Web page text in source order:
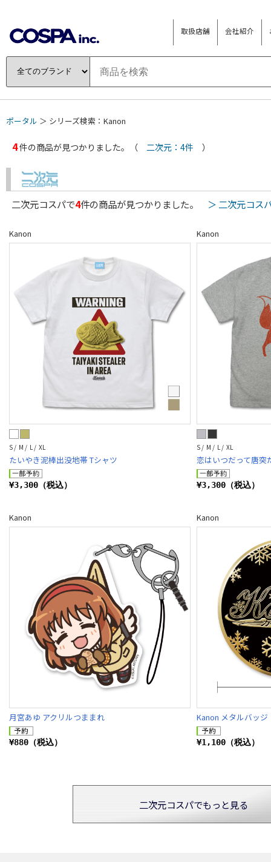
取扱店舗 会社紹介
ポータル ＞ シリーズ検索：Kanon
4件の商品が見つかりました。（ 二次元：4件 ）
二次元コスパで4件の商品が見つかりました。 ＞ 二次元コス
Kanon
S / M / L / XL
たいやき泥棒出没地帯 Tシャツ
¥3,300（税込）
Kanon
S / M / L / XL
恋はいつだって唐突
¥3,300（税込）
Kanon
月宮あゆ アクリルつままれ
¥880（税込）
Kanon
Kanon メタルバッジ
¥1,100（税込）
二次元コスパでもっと見る